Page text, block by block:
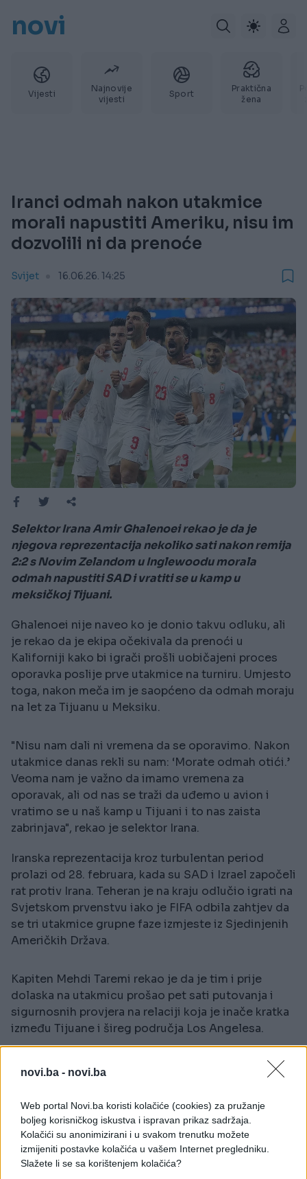
novi.ba - novi.ba
Web portal Novi.ba koristi kolačiće (cookies) za pružanje
boljeg korisničkog iskustva i ispravan prikaz sadržaja.
Kolačići su anonimizirani i u svakom trenutku možete
izmijeniti postavke kolačića u vašem Internet pregledniku.
Slažete li se sa korištenjem kolačića?
novi
Vijesti
Najnovije
vijesti
Sport
Praktična
žena
Iranci odmah nakon utakmice
morali napustiti Ameriku, nisu im
dozvolili ni da prenoće
Svijet 16.06.26. 14:25
Selektor Irana Amir Ghalenoei rekao je da je
njegova reprezentacija nekoliko sati nakon remija
2:2 s Novim Zelandom u Inglewoodu morala
odmah napustiti SAD i vratiti se u kamp u
meksičkoj Tijuani.
Ghalenoei nije naveo ko je donio takvu odluku, ali
je rekao da je ekipa očekivala da prenoći u
Kaliforniji kako bi igrači prošli uobičajeni proces
oporavka poslije prve utakmice na turniru. Umjesto
toga, nakon meča im je saopćeno da odmah moraju
na let za Tijuanu u Meksiku.
"Nisu nam dali ni vremena da se oporavimo. Nakon
utakmice danas rekli su nam: ‘Morate odmah otići.’
Veoma nam je važno da imamo vremena za
oporavak, ali od nas se traži da uđemo u avion i
vratimo se u naš kamp u Tijuani i to nas zaista
zabrinjava", rekao je selektor Irana.
Iranska reprezentacija kroz turbulentan period
prolazi od 28. februara, kada su SAD i Izrael započeli
rat protiv Irana. Teheran je na kraju odlučio igrati na
Svjetskom prvenstvu iako je FIFA odbila zahtjev da
se tri utakmice grupne faze izmjeste iz Sjedinjenih
Američkih Država.
Kapiten Mehdi Taremi rekao je da je tim i prije
dolaska na utakmicu prošao pet sati putovanja i
sigurnosnih provjera na relaciji koja je inače kratka
između Tijuane i šireg područja Los Angelesa.
Taremi i Ghalenoei žalili su se i na izostanak važnih
članova delegacije, među njima predsjednika
službenika, kojima SAD nisu izdale vize.
"Mislim da FIFA mora da nam pomogne više od
ovoga... Sve je za nas, zapravo, kao katastrofa",
rekao je Taremi.